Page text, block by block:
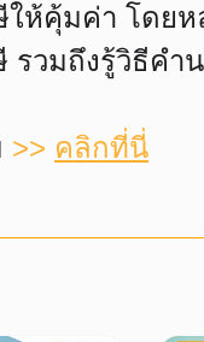
ห้คุ้มค่า โดย
วมถึงรู้วิธีค
>> คลิกที่นี่